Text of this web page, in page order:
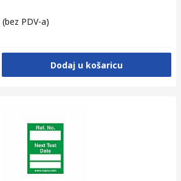
(bez PDV-a)
Dodaj u košaricu